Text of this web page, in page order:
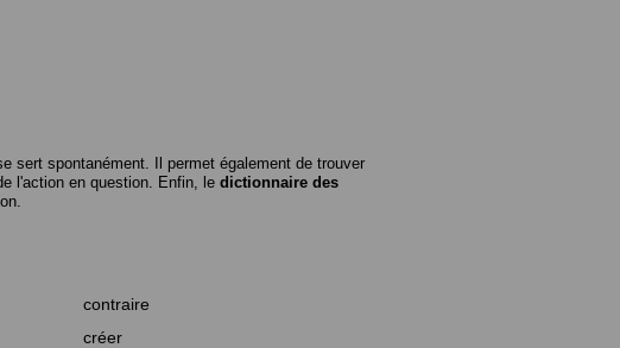
sert spontanément. Il permet également de trouver
l'action en question. Enfin, le dictionnaire des
contraire
créer